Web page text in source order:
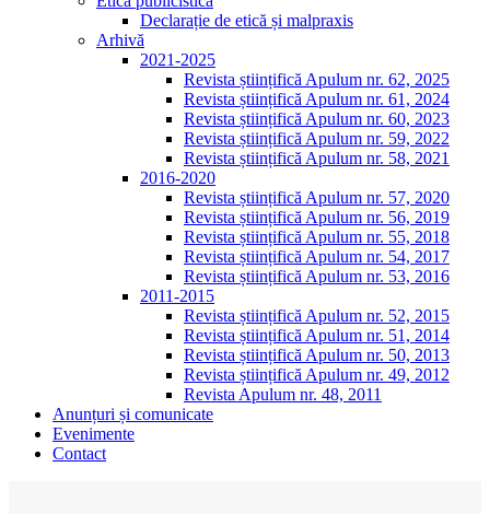
Declarație de etică și malpraxis
Arhivă
2021-2025
Revista științifică Apulum nr. 62, 2025
Revista științifică Apulum nr. 61, 2024
Revista științifică Apulum nr. 60, 2023
Revista științifică Apulum nr. 59, 2022
Revista științifică Apulum nr. 58, 2021
2016-2020
Revista științifică Apulum nr. 57, 2020
Revista științifică Apulum nr. 56, 2019
Revista științifică Apulum nr. 55, 2018
Revista științifică Apulum nr. 54, 2017
Revista științifică Apulum nr. 53, 2016
2011-2015
Revista științifică Apulum nr. 52, 2015
Revista științifică Apulum nr. 51, 2014
Revista științifică Apulum nr. 50, 2013
Revista științifică Apulum nr. 49, 2012
Revista Apulum nr. 48, 2011
Anunțuri și comunicate
Evenimente
Contact